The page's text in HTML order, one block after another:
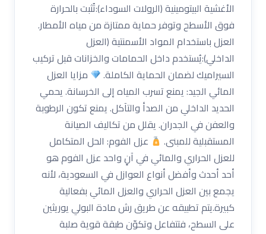
الأغشية البيتومينية (الرولات السوداء):تُثبت بالحرارة
فوق الأسطح وتوفر حماية ممتازة من مياه الأمطار.
العزل باستخدام المواد الأسمنتية (العزل
الداخلي):يُستخدم داخل الحمامات والخزانات قبل تركيب
السيراميك لضمان الحماية الكاملة.
مزايا العزل
المائي الجيد: يمنع تسرب المياه إلى الخرسانة. يحمي
الحديد الداخلي من الصدأ والتآكل. يمنع تكون الرطوبة
والعفن في الجدران. يقلل من تكاليف الصيانة
المستقبلية للمبنى.
عزل الفوم: الحل المتكامل
للعزل الحراري والمائي في آنٍ واحد عزل الفوم هو
أحد أحدث وأفضل أنواع العوازل في السعودية، لأنه
يجمع بين العزل الحراري والعزل المائي بفعالية
كبيرة.يتم تطبيقه عن طريق رش مادة البولي يوريثين
على السطح، فتتفاعل وتكوّن طبقة قوية صلبة